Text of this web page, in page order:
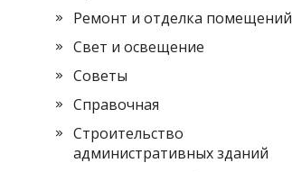
Ремонт и отделка помещений
Свет и освещение
Советы
Справочная
Строительство
административных зданий